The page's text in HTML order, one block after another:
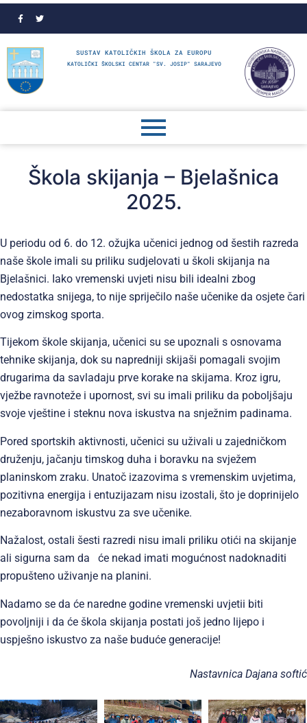
SUSTAV KATOLIČKIH ŠKOLA ZA EUROPU
KATOLIČKI ŠKOLSKI CENTAR "SV. JOSIP" SARAJEVO
Škola skijanja – Bjelašnica
2025.
U periodu od 6. do 12. ožujka učenici jednog od šestih razreda
naše škole imali su priliku sudjelovati u školi skijanja na
Bjelašnici. Iako vremenski uvjeti nisu bili idealni zbog
nedostatka snijega, to nije spriječilo naše učenike da osjete čari
ovog zimskog sporta.
Tijekom škole skijanja, učenici su se upoznali s osnovama
tehnike skijanja, dok su napredniji skijaši pomagali svojim
drugarima da savladaju prve korake na skijama. Kroz igru,
vježbe ravnoteže i upornost, svi su imali priliku da poboljšaju
svoje vještine i steknu nova iskustva na snježnim padinama.
Pored sportskih aktivnosti, učenici su uživali u zajedničkom
druženju, jačanju timskog duha i boravku na svježem
planinskom zraku. Unatoč izazovima s vremenskim uvjetima,
pozitivna energija i entuzijazam nisu izostali, što je doprinijelo
nezaboravnom iskustvu za sve učenike.
Nažalost, ostali šesti razredi nisu imali priliku otići na skijanje
ali sigurna sam da će nekad imati mogućnost nadoknaditi
propušteno uživanje na planini.
Nadamo se da će naredne godine vremenski uvjetii biti
povoljniji i da će škola skijanja postati još jedno lijepo i
uspješno iskustvo za naše buduće generacije!
Nastavnica Dajana softić